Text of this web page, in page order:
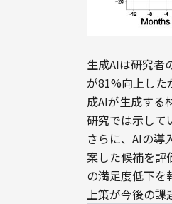
生成AIは研究者
が81%向上した
成AIが生成する
研究では示して
さらに、AIの導
案した候補を評
の満足度低下を
上策が今後の課